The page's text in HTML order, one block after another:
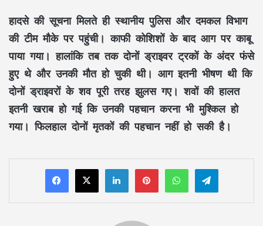
हादसे की सूचना मिलते ही स्थानीय पुलिस और दमकल विभाग
की टीम मौके पर पहुंची। काफी कोशिशों के बाद आग पर काबू
पाया गया। हालांकि तब तक दोनों ड्राइवर ट्रकों के अंदर फंसे
हुए थे और उनकी मौत हो चुकी थी। आग इतनी भीषण थी कि
दोनों ड्राइवरों के शव पूरी तरह झुलस गए। शवों की हालत
इतनी खराब हो गई कि उनकी पहचान करना भी मुश्किल हो
गया। फिलहाल दोनों मृतकों की पहचान नहीं हो सकी है।
LinkedInPinterestWhatsAppTelegram